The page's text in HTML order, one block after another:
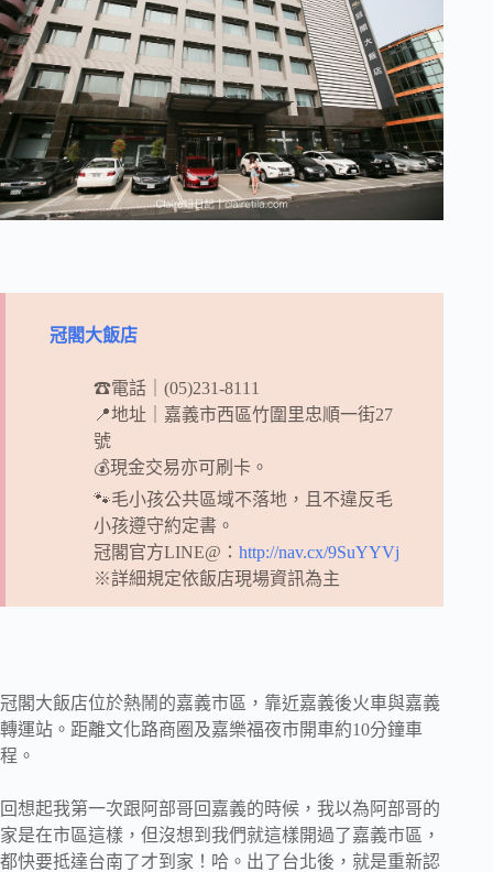
冠閣大飯店
☎電話｜(05)231-8111
📍地址｜嘉義市西區竹圍里忠順一街27
號
💰現金交易亦可刷卡。
🐾毛小孩公共區域不落地，且不違反毛
小孩遵守約定書。
冠閣官方LINE@： http://nav.cx/9SuYYVj
※詳細規定依飯店現場資訊為主
冠閣大飯店位於熱鬧的嘉義市區，靠近嘉義後火車與嘉義
轉運站。距離文化路商圈及嘉樂福夜市開車約10分鐘車
程。
回想起我第一次跟阿部哥回嘉義的時候，我以為阿部哥的
家是在市區這樣，但沒想到我們就這樣開過了嘉義市區，
都快要抵達台南了才到家！哈。出了台北後，就是重新認